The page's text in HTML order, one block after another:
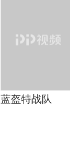
蓝盔特战队